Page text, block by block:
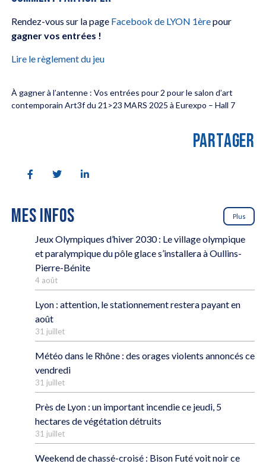
Rendez-vous sur la page Facebook de LYON 1èrepour
gagner vos entrées !
Lire le règlement du jeu
À gagner à l’antenne : Vos entrées pour 2 pour le salon d’art
contemporain Art3f du 21>23 MARS 2025 à Eurexpo – Hall 7
PARTAGER
MES INFOS Plus
Jeux Olympiques d’hiver 2030 : Le village olympique
et paralympique du pôle glace s’installera à Oullins-
Pierre-Bénite
4 août
Lyon : attention, le stationnement restera payant en
août
31 juillet
Météo dans le Rhône : des orages violents annoncés ce
vendredi
31 juillet
Près de Lyon : un important incendie ce jeudi, 5
hectares de végétation détruits
31 juillet
Weekend de chassé-croisé : Bison Futé voit noir ce